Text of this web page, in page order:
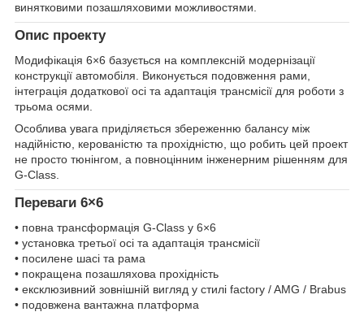
винятковими позашляховими можливостями.
Опис проекту
Модифікація 6×6 базується на комплексній модернізації
конструкції автомобіля. Виконується подовження рами,
інтеграція додаткової осі та адаптація трансмісії для роботи з
трьома осями.
Особлива увага приділяється збереженню балансу між
надійністю, керованістю та прохідністю, що робить цей проект
не просто тюнінгом, а повноцінним інженерним рішенням для
G-Class.
Переваги 6×6
• повна трансформація G-Class у 6×6
• установка третьої осі та адаптація трансмісії
• посилене шасі та рама
• покращена позашляхова прохідність
• ексклюзивний зовнішній вигляд у стилі factory / AMG / Brabus
• подовжена вантажна платформа